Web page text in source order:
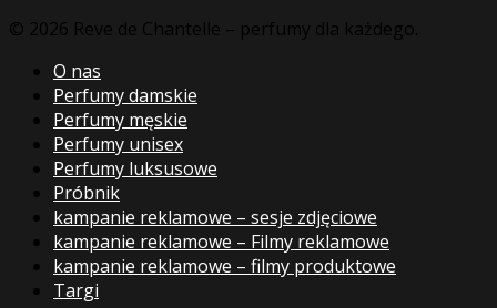
© 2026 Reve de Chantelle – perfumy dla każdego.
O nas
Perfumy damskie
Perfumy męskie
Perfumy unisex
Perfumy luksusowe
Próbnik
kampanie reklamowe – sesje zdjęciowe
kampanie reklamowe – Filmy reklamowe
kampanie reklamowe – filmy produktowe
Targi